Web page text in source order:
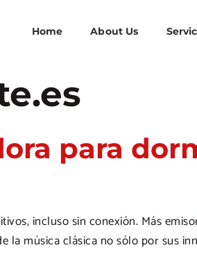
Home About Us
para
incluso sin conexión. Más
la música clásica no sólo por sus